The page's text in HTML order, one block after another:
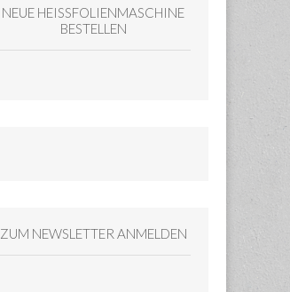
NEUE HEISSFOLIENMASCHINE
BESTELLEN
ZUM NEWSLETTER ANMELDEN